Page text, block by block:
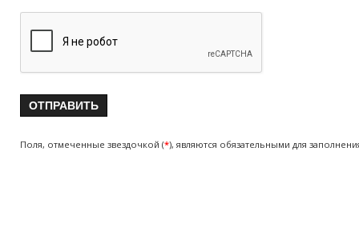
Поля, отмеченные звездочкой (*), являются обязательными для